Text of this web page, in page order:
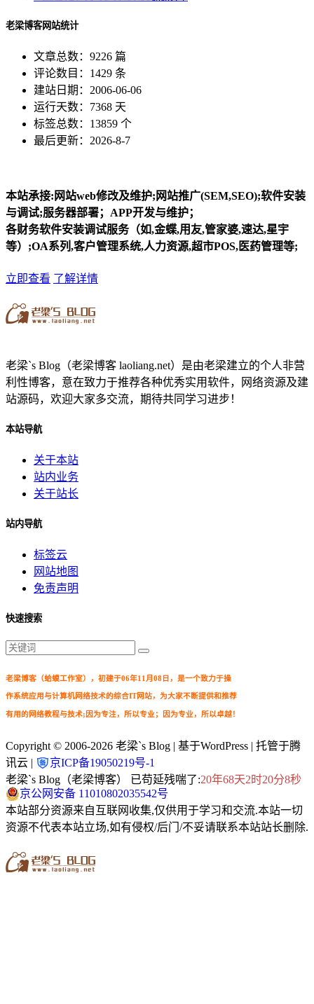
老梁博客网站统计
文章总数：9226 篇
评论数目：1429 条
建站日期：2006-06-06
运行天数：7368 天
标签总数：13859 个
最后更新：2026-8-7
本站承接:网站web修改及维护;网站推广(SEM,SEO);软件安装
与调试;服务器部署；APP开发与维护；
各财务软件安装调试服务（如,金蝶,用友,管家婆,速达,星宇
等）;OA系列,客户管理系统,人力资源,超市POS,医药管理等;
立即查看 了解详情
老梁`s Blog（老梁博客 laoliang.net）是由老梁建立的个人非营
利性博客，意在致力于推荐各种优秀实用软件，网络资源及建
站源码，欢迎大家多交流，期待共同学习进步！
本站导航
关于本站
站内业务
关于站长
站内导航
标签云
网站地图
免责声明
快速搜索
老梁博客（蛤蟆工作室），初建于06年11月08日，是一个致力于操
作系统应用与计算机网络技术的综合IT网站，为大家不断提供和推荐
有用的网络教程与技术;因为专注，所以专业；因为专业，所以卓越！
Copyright © 2006-2026 老梁`s Blog | 基于WordPress | 托管于腾
讯云 |
京ICP备19050219号-1
老梁`s Blog（老梁博客） 已苟延残喘了:20年68天2时20分9秒
京公网安备 11010802035542号
本站部分资源来自互联网收集,仅供用于学习和交流.本站一切
资源不代表本站立场,如有侵权/后门/不妥请联系本站站长删除.